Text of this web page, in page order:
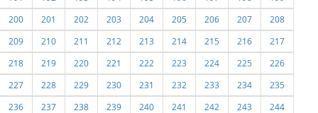
200
201 202 203 204 205 206 207
208
209
210 211 212 213 214 215 216
217
218
219 220 221 222 223 224 225
226
227
228 229 230 231 232 233 234
235
236
237 238 239 240 241 242 243
244